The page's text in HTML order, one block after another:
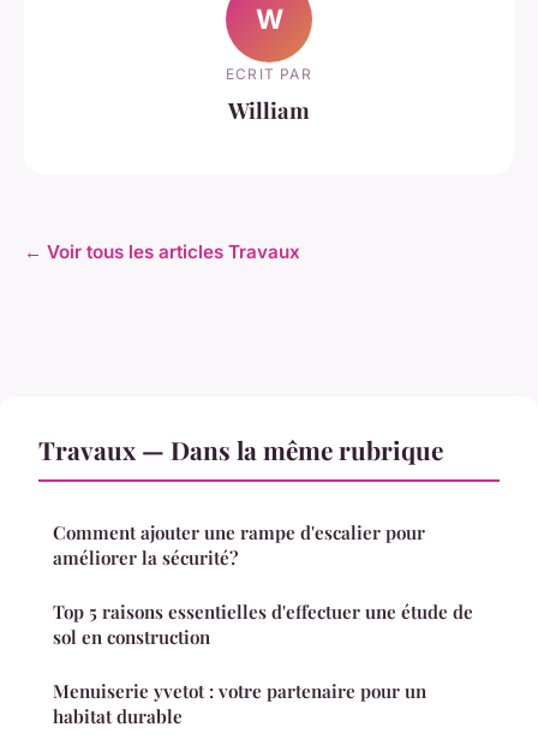
W
ECRIT PAR
William
← Voir tous les articles Travaux
Travaux — Dans la même rubrique
Comment ajouter une rampe d'escalier pour
améliorer la sécurité?
Top 5 raisons essentielles d'effectuer une étude de
sol en construction
Menuiserie yvetot : votre partenaire pour un
habitat durable